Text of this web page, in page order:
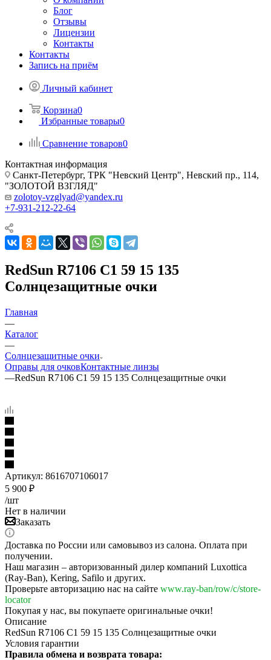
Блог
Отзывы
Лицензии
Контакты
Контакты
Запись на приём
Личный кабинет
Корзина0
Избранные товары0
Сравнение товаров0
Контактная информация
Санкт-Петербург, ТРК "Невский Центр", Невский пр., 114,
"ЗОЛОТОЙ ВЗГЛЯД"
zolotoy-vzglyad@yandex.ru
+7-931-212-22-64
RedSun R7106 C1 59 15 135
Солнцезащитные очки
Главная
—
Каталог
—
Солнцезащитные очки
Оправы для очковКонтактные линзы
—RedSun R7106 C1 59 15 135 Солнцезащитные очки
Артикул: 8616707106017
5 900 ₽
/шт
Нет в наличии
Заказать
Доставка по России или самовывоз из салона. Оплата при
получении.
Наш магазин – авторизованный дилер компаний Luxottica
(Ray-Ban), Kering, Safilo и других.
Проверьте авторизацию нас на сайте www.ray-ban/row/c/store-
locator
Покупая у нас, вы покупаете оригинальные очки!
Описание
RedSun R7106 C1 59 15 135 Солнцезащитные очки
Условия гарантии
Правила обмена и возврата товара: